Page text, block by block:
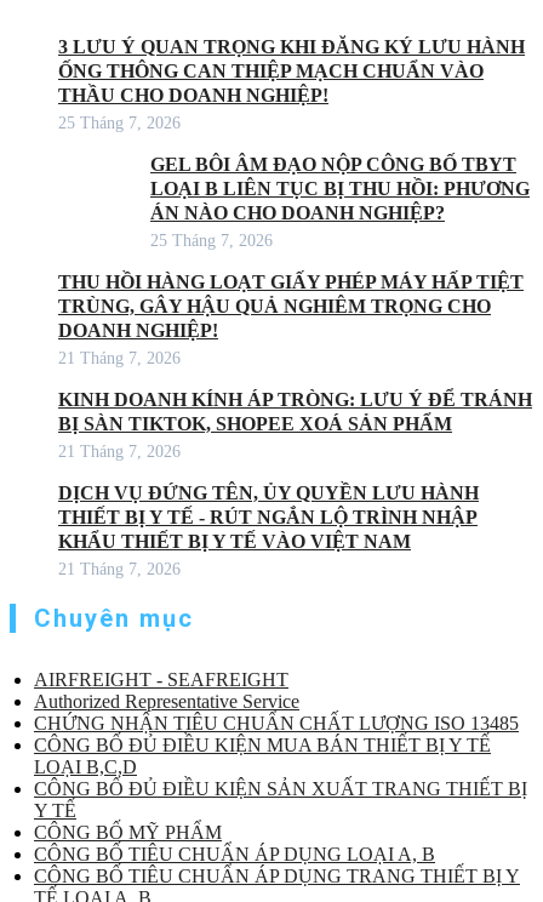
3 LƯU Ý QUAN TRỌNG KHI ĐĂNG KÝ LƯU HÀNH
ỐNG THÔNG CAN THIỆP MẠCH CHUẨN VÀO
THẦU CHO DOANH NGHIỆP!
25 Tháng 7, 2026
GEL BÔI ÂM ĐẠO NỘP CÔNG BỐ TBYT
LOẠI B LIÊN TỤC BỊ THU HỒI: PHƯƠNG
ÁN NÀO CHO DOANH NGHIỆP?
25 Tháng 7, 2026
THU HỒI HÀNG LOẠT GIẤY PHÉP MÁY HẤP TIỆT
TRÙNG, GÂY HẬU QUẢ NGHIÊM TRỌNG CHO
DOANH NGHIỆP!
21 Tháng 7, 2026
KINH DOANH KÍNH ÁP TRÒNG: LƯU Ý ĐỂ TRÁNH
BỊ SÀN TIKTOK, SHOPEE XOÁ SẢN PHẨM
21 Tháng 7, 2026
DỊCH VỤ ĐỨNG TÊN, ỦY QUYỀN LƯU HÀNH
THIẾT BỊ Y TẾ - RÚT NGẮN LỘ TRÌNH NHẬP
KHẨU THIẾT BỊ Y TẾ VÀO VIỆT NAM
21 Tháng 7, 2026
Chuyên mục
AIRFREIGHT - SEAFREIGHT
Authorized Representative Service
CHỨNG NHẬN TIÊU CHUẨN CHẤT LƯỢNG ISO 13485
CÔNG BỐ ĐỦ ĐIỀU KIỆN MUA BÁN THIẾT BỊ Y TẾ
LOẠI B,C,D
CÔNG BỐ ĐỦ ĐIỀU KIỆN SẢN XUẤT TRANG THIẾT BỊ
Y TẾ
CÔNG BỐ MỸ PHẨM
CÔNG BỐ TIÊU CHUẨN ÁP DỤNG LOẠI A, B
CÔNG BỐ TIÊU CHUẨN ÁP DỤNG TRANG THIẾT BỊ Y
TẾ LOẠI A, B